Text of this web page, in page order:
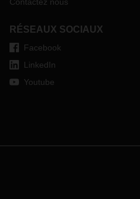
RÉSEAUX SOCIAUX
Facebook
LinkedIn
Youtube